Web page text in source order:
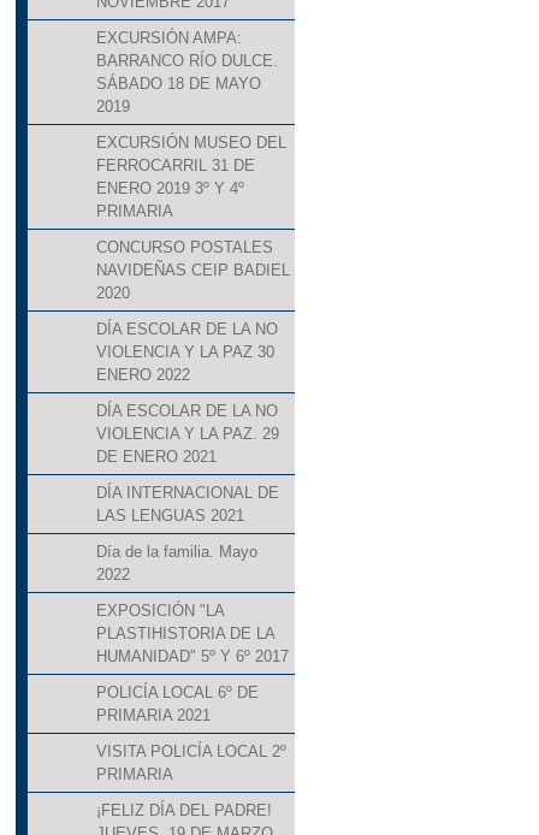
EXCURSIÓN AMPA:
BARRANCO RÍO DULCE.
SÁBADO 18 DE MAYO
2019
EXCURSIÓN MUSEO DEL
FERROCARRIL 31 DE
ENERO 2019 3º Y 4º
PRIMARIA
CONCURSO POSTALES
NAVIDEÑAS CEIP BADIEL
2020
DÍA ESCOLAR DE LA NO
VIOLENCIA Y LA PAZ 30
ENERO 2022
DÍA ESCOLAR DE LA NO
VIOLENCIA Y LA PAZ. 29
DE ENERO 2021
DÍA INTERNACIONAL DE
LAS LENGUAS 2021
Día de la familia. Mayo
2022
EXPOSICIÓN "LA
PLASTIHISTORIA DE LA
HUMANIDAD" 5º Y 6º 2017
POLICÍA LOCAL 6º DE
PRIMARIA 2021
VISITA POLICÍA LOCAL 2º
PRIMARIA
¡FELIZ DÍA DEL PADRE!